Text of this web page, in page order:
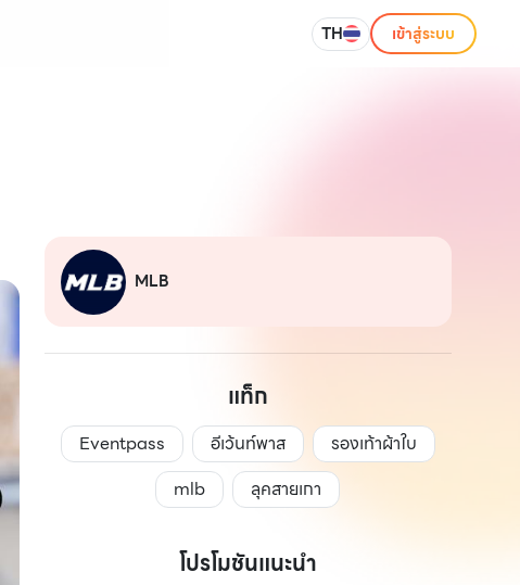
TH เข้าสู่ระบบ
MLB
แท็ก
Eventpass อีเว้นท์พาส
รองเท้าผ้าใบ
mlb
ลุคสายเกา
โปรโมชันแนะนำ